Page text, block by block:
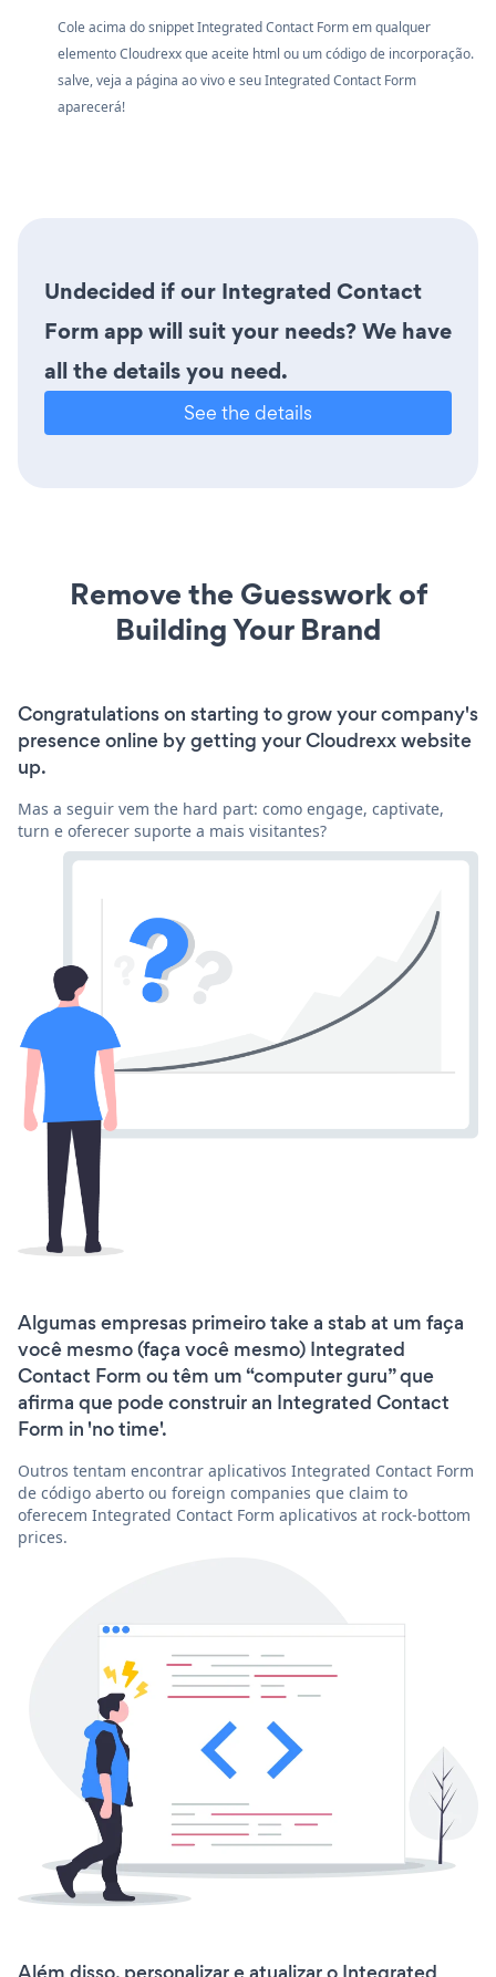
Cole acima do snippet Integrated Contact Form em qualquer
elemento Cloudrexx que aceite html ou um código de incorporação.
salve, veja a página ao vivo e seu Integrated Contact Form
aparecerá!
Undecided if our Integrated Contact
Form app will suit your needs? We have
all the details you need.
See the details
Remove the Guesswork of
Building Your Brand
Congratulations on starting to grow your company's
presence online by getting your Cloudrexx website
up.
Mas a seguir vem the hard part: como engage, captivate,
turn e oferecer suporte a mais visitantes?
Algumas empresas primeiro take a stab at um faça
você mesmo (faça você mesmo) Integrated
Contact Form ou têm um “computer guru” que
afirma que pode construir an Integrated Contact
Form in 'no time'.
Outros tentam encontrar aplicativos Integrated Contact Form
de código aberto ou foreign companies que claim to
oferecem Integrated Contact Form aplicativos at rock-bottom
prices.